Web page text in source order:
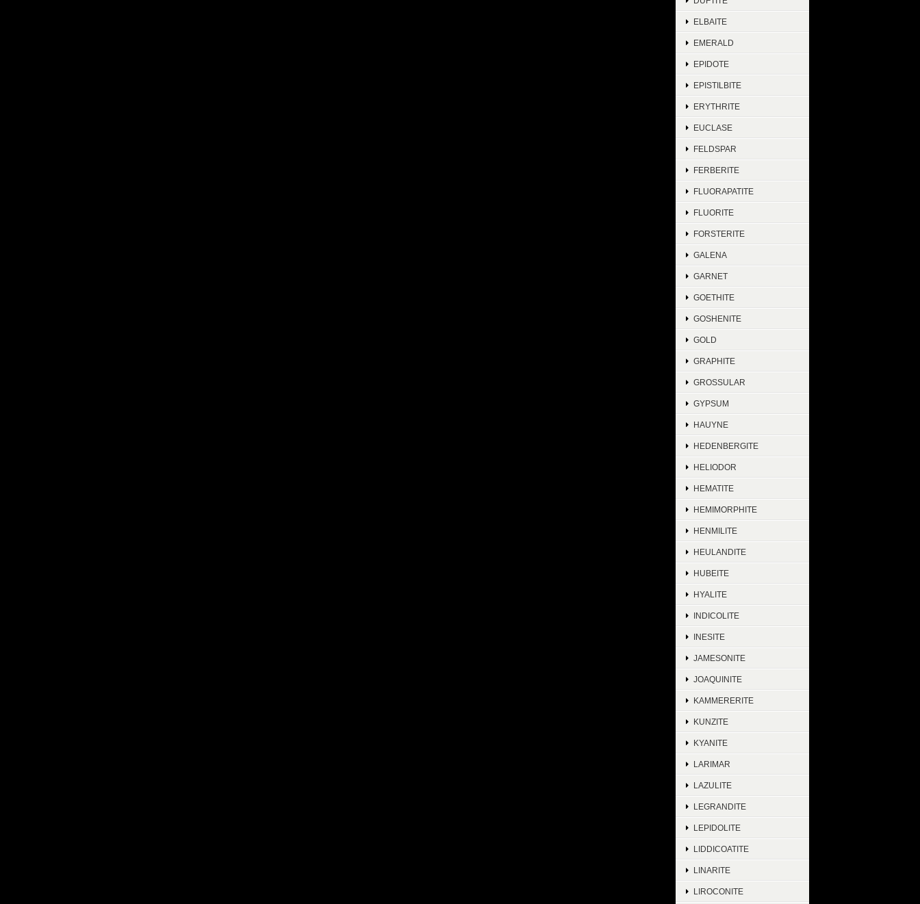
ELBAITE
EMERALD
EPIDOTE
EPISTILBITE
ERYTHRITE
EUCLASE
FELDSPAR
FERBERITE
FLUORAPATITE
FLUORITE
FORSTERITE
GALENA
GARNET
GOETHITE
GOSHENITE
GOLD
GRAPHITE
GROSSULAR
GYPSUM
HAUYNE
HEDENBERGITE
HELIODOR
HEMATITE
HEMIMORPHITE
HENMILITE
HEULANDITE
HUBEITE
HYALITE
INDICOLITE
INESITE
JAMESONITE
JOAQUINITE
KAMMERERITE
KUNZITE
KYANITE
LARIMAR
LAZULITE
LEGRANDITE
LEPIDOLITE
LIDDICOATITE
LINARITE
LIROCONITE